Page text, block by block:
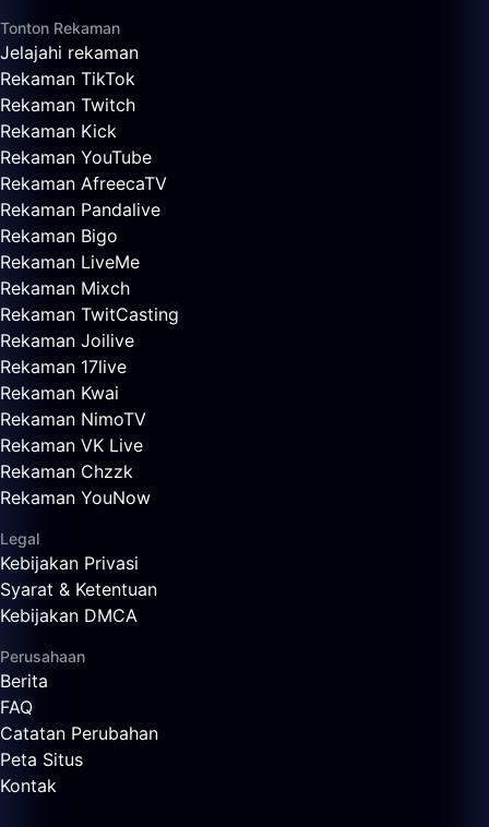
Tonton Rekaman
Jelajahi rekaman
Rekaman TikTok
Rekaman Twitch
Rekaman Kick
Rekaman YouTube
Rekaman AfreecaTV
Rekaman Pandalive
Rekaman Bigo
Rekaman LiveMe
Rekaman Mixch
Rekaman TwitCasting
Rekaman Joilive
Rekaman 17live
Rekaman Kwai
Rekaman NimoTV
Rekaman VK Live
Rekaman Chzzk
Rekaman YouNow
Legal
Kebijakan Privasi
Syarat & Ketentuan
Kebijakan DMCA
Perusahaan
Berita
FAQ
Catatan Perubahan
Peta Situs
Kontak